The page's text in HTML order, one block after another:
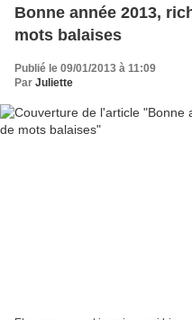
Bonne année 2013,
mots balaises
Publié le 09/01/2013 à 11:09
Par Juliette